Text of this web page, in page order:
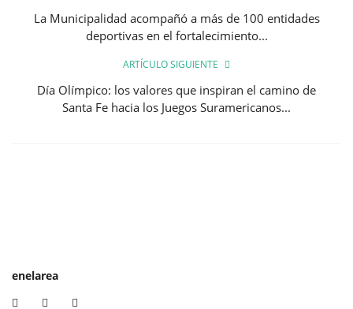
La Municipalidad acompañó a más de 100 entidades
deportivas en el fortalecimiento...
ARTÍCULO SIGUIENTE
Día Olímpico: los valores que inspiran el camino de
Santa Fe hacia los Juegos Suramericanos...
enelarea